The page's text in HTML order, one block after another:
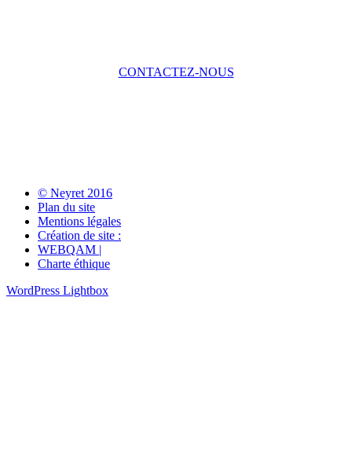
CONTACTEZ-NOUS
© Neyret 2016
Plan du site
Mentions légales
Création de site :
WEBQAM |
Charte éthique
WordPress Lightbox